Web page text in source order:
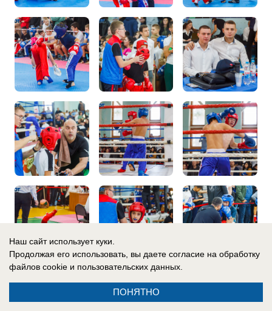
Наш сайт использует куки.
Продолжая его использовать, вы даете согласие на обработку
файлов cookie и пользовательских данных.
ПОНЯТНО